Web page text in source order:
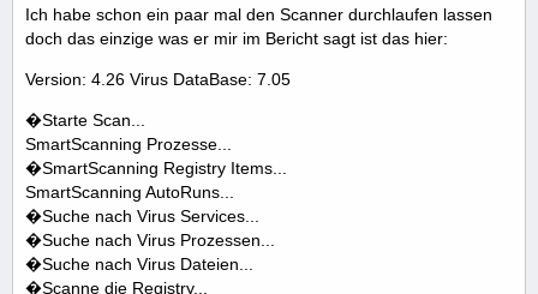
Ich habe schon ein paar mal den Scanner durchlaufen lassen
doch das einzige was er mir im Bericht sagt ist das hier:
Version: 4.26 Virus DataBase: 7.05
�Starte Scan...
SmartScanning Prozesse...
�SmartScanning Registry Items...
SmartScanning AutoRuns...
�Suche nach Virus Services...
�Suche nach Virus Prozessen...
�Suche nach Virus Dateien...
�Scanne die Registry...